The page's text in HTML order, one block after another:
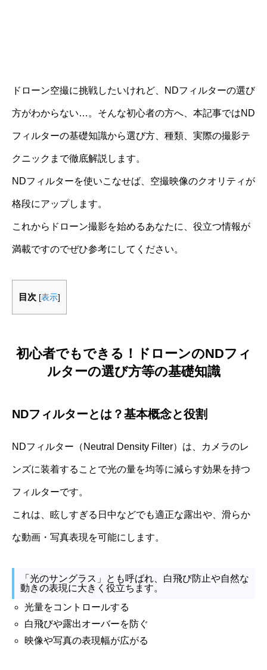
ドローン空撮に挑戦したいけれど、NDフィルターの選び
方がわからない…。そんな初心者の方へ、本記事ではND
フィルターの基礎知識から選び方、種類、実際の撮影テ
クニックまで徹底解説します。
NDフィルターを使いこなせば、空撮映像のクオリティが
格段にアップします。
これからドローン撮影を始めるあなたに、役立つ情報が
満載ですのでぜひ参考にしてください。
目次 [表示]
初心者でもできる！ドローンのNDフィ
ルターの選び方等の基礎知識
NDフィルターとは？基本概念と役割
NDフィルター（Neutral Density Filter）は、カメラのレ
ンズに装着することで光の量を均等に減らす効果を持つ
フィルターです。
これは、眩しすぎる日中などでも適正な露出や、滑らか
な動画・写真表現を可能にします。
「光のサングラス」とも呼ばれ、白飛び防止や自然な
動きの表現に大きく役立ちます。
光量をコントロールする
白飛びや露出オーバーを防ぐ
映像や写真の表現幅が広がる